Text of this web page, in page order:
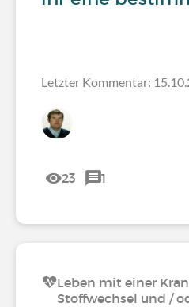
Letzter Kommentar:
23 1
Leben mit einer
Stoffwechsel und /